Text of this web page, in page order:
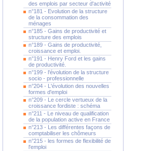
des emplois par secteur d'activité
n°181 - Evolution de la structure
de la consommation des
ménages
n°185 - Gains de productivité et
structure des emplois
n°189 - Gains de productivité,
croissance et emploi.
n°191 - Henry Ford et les gains
de productivité.
n°199 - l'évolution de la structure
socio - professionnelle
n°204 - L'évolution des nouvelles
formes d'emploi
n°209 - Le cercle vertueux de la
croissance fordiste : schéma
n°211 - Le niveau de qualification
de la population active en France
n°213 - Les différentes façons de
comptabiliser les chômeurs
n°215 - les formes de flexibilité de
l'emploi